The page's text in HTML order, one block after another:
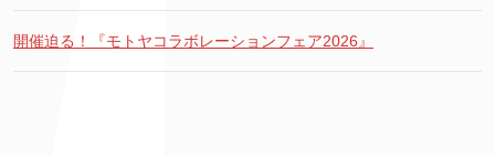
開催迫る！『モトヤコラボレーションフェア2026』